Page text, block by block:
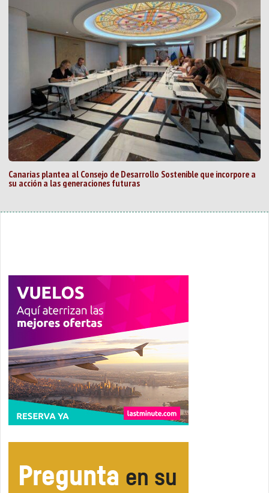
Canarias plantea al Consejo de Desarrollo Sostenible que incorpore a
su acción a las generaciones futuras